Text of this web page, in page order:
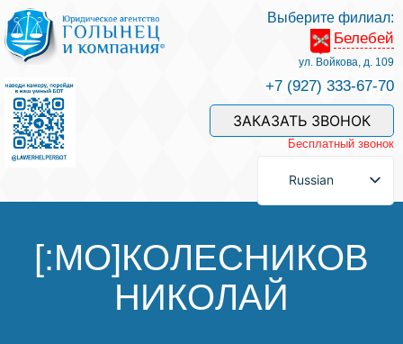
Услуги и наши специалисты
Оплата услуг
Задать вопрос
Выберите филиал:
Белебей
ул. Войкова, д. 109
+7 (927) 333-67-70
ЗАКАЗАТЬ ЗВОНОК
Бесплатный звонок
Russian
[:MO]КОЛЕСНИКОВ
НИКОЛАЙ